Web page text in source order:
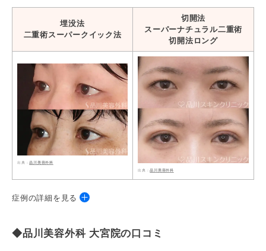
埋没法
二重術スーパークイック法
切開法
スーパーナチュラル二重術
切開法ロング
品川美容外科
品川美容外科
症例の詳細を見る
施術名 二重術スーパークイック法
◆品川美容外科 大宮院の口コミ